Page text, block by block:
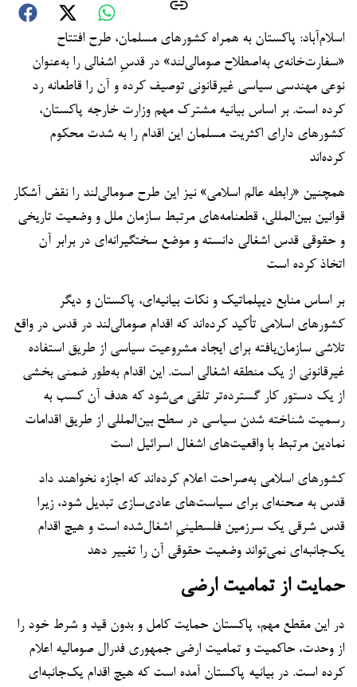
اسلام‌آباد: پاکستان به همراه کشورهای مسلمان، طرح افتتاح
«سفارت‌خانه‌ی به‌اصطلاح صومالی‌لند» در قدسِ اشغالی را به‌عنوان
نوعی مهندسی سیاسی غیرقانونی توصیف کرده و آن را قاطعانه رد
کرده است. بر اساس بیانیه مشترک مهم وزارت خارجه پاکستان،
کشورهای دارای اکثریت مسلمان این اقدام را به شدت محکوم
کرده‌اند
همچنین «رابطه عالم اسلامی» نیز این طرح صومالی‌لند را نقض آشکار
قوانین بین‌المللی، قطعنامه‌های مرتبط سازمان ملل و وضعیت تاریخی
و حقوقی قدس اشغالی دانسته و موضع سختگیرانه‌ای در برابر آن
اتخاذ کرده است
بر اساس منابع دیپلماتیک و نکات بیانیه‌ای، پاکستان و دیگر
کشورهای اسلامی تأکید کرده‌اند که اقدام صومالی‌لند در قدس در واقع
تلاشی سازمان‌یافته برای ایجاد مشروعیت سیاسی از طریق استفاده
غیرقانونی از یک منطقه اشغالی است. این اقدام به‌طور ضمنی بخشی
از یک دستور کار گسترده‌تر تلقی می‌شود که هدف آن کسب به
رسمیت شناخته شدن سیاسی در سطح بین‌المللی از طریق اقدامات
نمادین مرتبط با واقعیت‌های اشغال اسرائیل است
کشورهای اسلامی به‌صراحت اعلام کرده‌اند که اجازه نخواهند داد
قدس به صحنه‌ای برای سیاست‌های عادی‌سازی تبدیل شود، زیرا
قدس شرقی یک سرزمین فلسطینیِ اشغال‌شده است و هیچ اقدام
یک‌جانبه‌ای نمی‌تواند وضعیت حقوقی آن را تغییر دهد
حمایت از تمامیت ارضی
در این مقطع مهم، پاکستان حمایت کامل و بدون قید و شرط خود را
از وحدت، حاکمیت و تمامیت ارضی جمهوری فدرال صومالیه اعلام
کرده است. در بیانیه پاکستان آمده است که هیچ اقدام یک‌جانبه‌ای